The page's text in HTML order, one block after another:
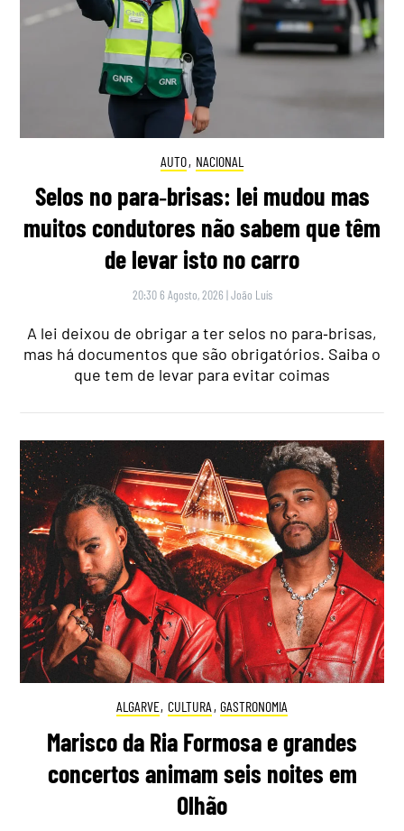
AUTO, NACIONAL
Selos no para‑brisas: lei mudou mas
muitos condutores não sabem que têm
de levar isto no carro
20:30 6 Agosto, 2026 |João Luís
A lei deixou de obrigar a ter selos no para‑brisas,
mas há documentos que são obrigatórios. Saiba o
que tem de levar para evitar coimas
ALGARVE, CULTURA , GASTRONOMIA
Marisco da Ria Formosa e grandes
concertos animam seis noites em
Olhão